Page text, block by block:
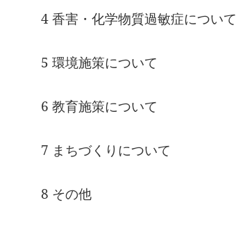
4 香害・化学物質過敏症について
5 環境施策について
6 教育施策について
7 まちづくりについて
8 その他